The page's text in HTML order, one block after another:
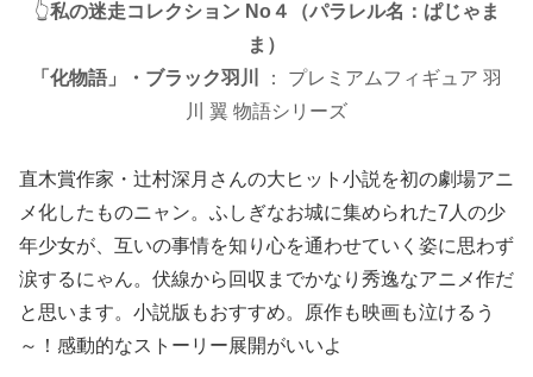
👆私の迷走コレクション No４（パラレル名：ぱじゃま
ま）
「化物語」・ブラック羽川
： プレミアムフィギュア 羽
川 翼 物語シリーズ
直木賞作家・辻村深月さんの大ヒット小説を初の劇場アニ
メ化したものニャン。ふしぎなお城に集められた7人の少
年少女が、互いの事情を知り心を通わせていく姿に思わず
涙するにゃん。伏線から回収までかなり秀逸なアニメ作だ
と思います。小説版もおすすめ。原作も映画も泣けるう
～！感動的なストーリー展開がいいよ